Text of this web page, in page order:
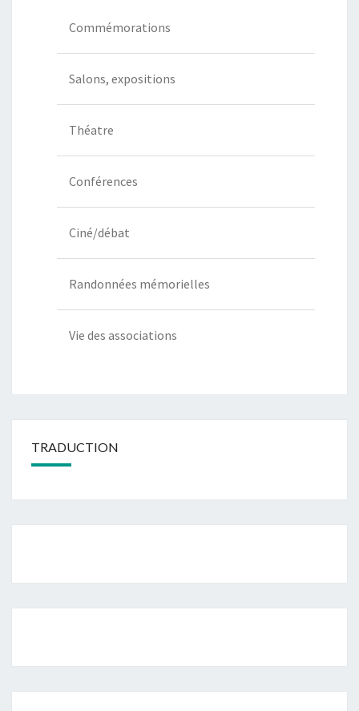
Commémorations
Salons, expositions
Théatre
Conférences
Ciné/débat
Randonnées mémorielles
Vie des associations
TRADUCTION